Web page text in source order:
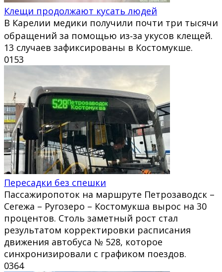
Клещи продолжают кусать людей
В Карелии медики получили почти три тысячи
обращений за помощью из‑за укусов клещей.
13 случаев зафиксированы в Костомукше.
0153
Пересадки без спешки
Пассажиропоток на маршруте Петрозаводск –
Сегежа – Ругозеро – Костомукша вырос на 30
процентов. Столь заметный рост стал
результатом корректировки расписания
движения автобуса № 528, которое
синхронизировали с графиком поездов.
0364